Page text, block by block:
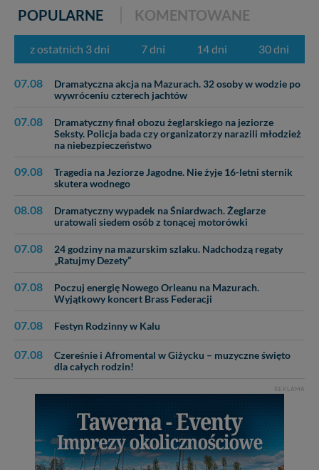
POPULARNE KOMENTOWANE
z ostatnich 3 dni 7 dni 14 dni 30 dni
07.08
Dramatyczna akcja na Mazurach. 32 osoby w wodzie po
wywróceniu czterech jachtów
07.08
Dramatyczny finał obozu żeglarskiego na jeziorze
Seksty. Policja bada czy organizatorzy narazili młodzież
na niebezpieczeństwo
09.08
Tragedia na Jeziorze Jagodne. Nie żyje 16-letni sternik
skutera wodnego
08.08
Dramatyczny wypadek na Śniardwach. Żeglarze
uratowali siedem osób z tonącej motorówki
07.08
24 godziny na mazurskim szlaku. Nadchodzą regaty
„Ratujmy Dezety”
07.08
Poczuj energię Nowego Orleanu na Mazurach.
Wyjątkowy koncert Brass Federacji
07.08 Festyn Rodzinny w Kalu
07.08
Czereśnie i Afromental w Giżycku – muzyczne święto
dla całych rodzin!
REKLAMA